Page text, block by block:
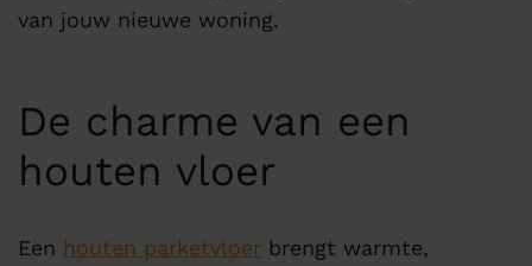
van jouw nieuwe woning.
De charme van een
houten vloer
Een houten parketvloer brengt warmte,